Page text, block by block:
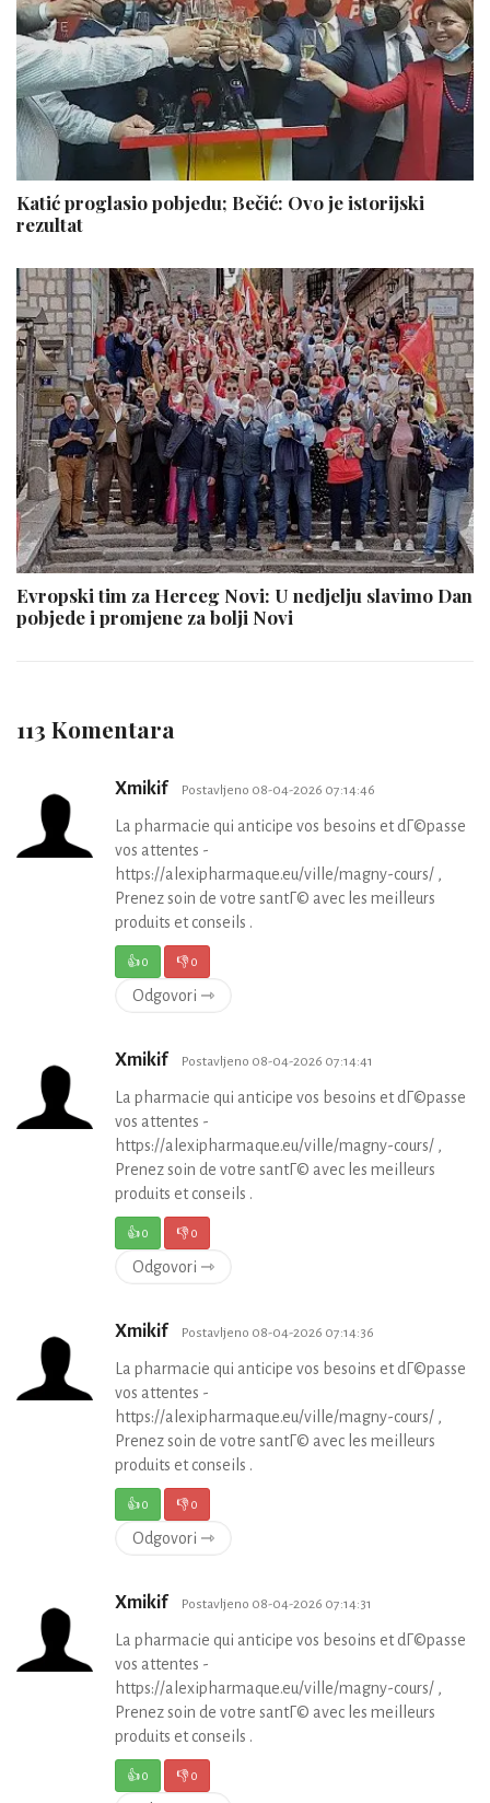
Katić proglasio pobjedu; Bečić: Ovo je istorijski
rezultat
Evropski tim za Herceg Novi: U nedjelju slavimo Dan
pobjede i promjene za bolji Novi
113 Komentara
Xmikif Postavljeno 08-04-2026 07:14:46
La pharmacie qui anticipe vos besoins et dГ©passe
vos attentes -
https://alexipharmaque.eu/ville/magny-cours/ ,
Prenez soin de votre santГ© avec les meilleurs
produits et conseils .
👍0 👎0
Odgovori ⇾
Xmikif Postavljeno 08-04-2026 07:14:41
La pharmacie qui anticipe vos besoins et dГ©passe
vos attentes -
https://alexipharmaque.eu/ville/magny-cours/ ,
Prenez soin de votre santГ© avec les meilleurs
produits et conseils .
👍0 👎0
Odgovori ⇾
Xmikif Postavljeno 08-04-2026 07:14:36
La pharmacie qui anticipe vos besoins et dГ©passe
vos attentes -
https://alexipharmaque.eu/ville/magny-cours/ ,
Prenez soin de votre santГ© avec les meilleurs
produits et conseils .
👍0 👎0
Odgovori ⇾
Xmikif Postavljeno 08-04-2026 07:14:31
La pharmacie qui anticipe vos besoins et dГ©passe
vos attentes -
https://alexipharmaque.eu/ville/magny-cours/ ,
Prenez soin de votre santГ© avec les meilleurs
produits et conseils .
👍0 👎0